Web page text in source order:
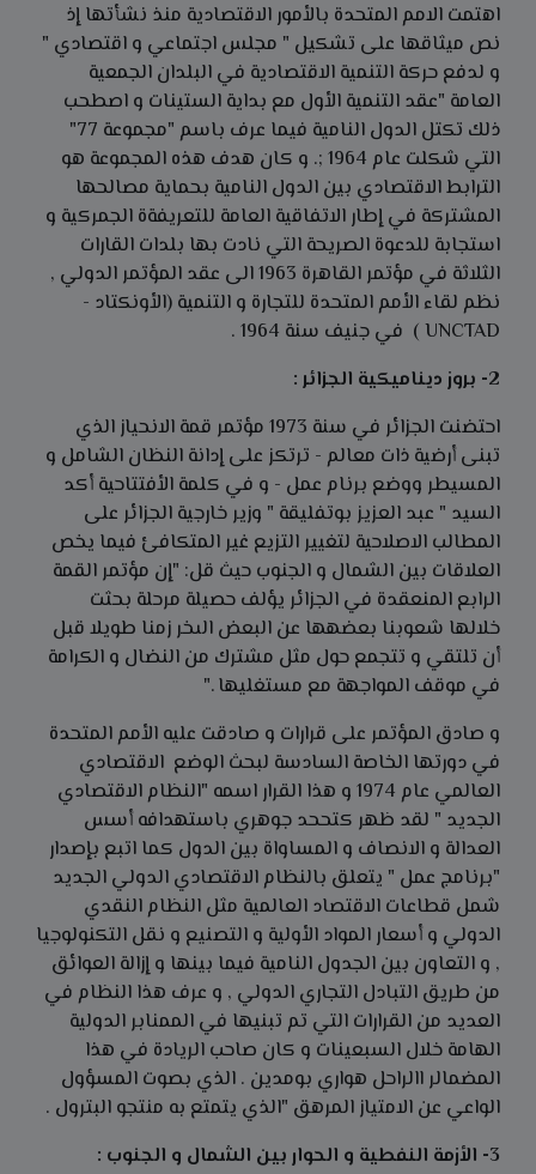
اهتمت الامم المتحدة بالأمور الاقتصادية منذ نشأتها إذ
نص ميثاقها على تشكيل " مجلس اجتماعي و اقتصادي "
و لدفع حركة التنمية الاقتصادية في البلدان الجمعية
العامة "عقد التنمية الأول مع بداية الستينات و اصطحب
ذلك تكتل الدول النامية فيما عرف باسم "مجموعة 77"
التي شكلت عام 1964 ;. و كان هدف هذه المجموعة هو
الترابط الاقتصادي بين الدول النامية بحماية مصالحها
المشتركة في إطار الاتفاقية العامة للتعريفةة الجمركية و
استجابة للدعوة الصريحة التي نادت بها بلدات القارات
الثلاثة في مؤتمر القاهرة 1963 الى عقد المؤتمر الدولي ,
نظم لقاء الأمم المتحدة للتجارة و التنمية (الأونكتاد -
UNCTAD ) في جنيف سنة 1964 .
2- بروز ديناميكية الجزائر :
احتضنت الجزائر في سنة 1973 مؤتمر قمة الانحياز الذي
تبنى أرضية ذات معالم - ترتكز على إدانة النظان الشامل و
المسيطر ووضع برنام عمل - و في كلمة الأفتتاحية أكد
السيد " عبد العزيز بوتفليقة " وزير خارجية الجزائر على
المطالب الاصلاحية لتغيير التزيع غير المتكافئ فيما يخص
العلاقات بين الشمال و الجنوب حيث قل: "إن مؤتمر القمة
الرابع المنعقدة في الجزائر يؤلف حصيلة مرحلة بحثت
خلالها شعوبنا بعضهها عن البعض الىخر زمنا طويلا قبل
أن تلتقي و تتجمع حول مثل مشترك من النضال و الكرامة
في موقف المواجهة مع مستغليها ."
و صادق المؤتمر على قرارات و صادقت عليه الأمم المتحدة
في دورتها الخاصة السادسة لبحث الوضع الاقتصادي
العالمي عام 1974 و هذا القرار اسمه "النظام الاقتصادي
الجديد " لقد ظهر كتححد جوهري باستهدافه أسس
العدالة و الانصاف و المساواة بين الدول كما اتبع بإصدار
"برنامج عمل " يتعلق بالنظام الاقتصادي الدولي الجديد
شمل قطاعات الاقتصاد العالمية مثل النظام النقدي
الدولي و أسعار المواد الأولية و التصنيع و نقل التكنولوجيا
, و التعاون بين الجدول النامية فيما بينها و إزالة العوائق
من طريق التبادل التجاري الدولي , و عرف هذا النظام في
العديد من القرارات التي تم تبنيها في الممنابر الدولية
الهامة خلال السبعينات و كان صاحب الريادة في هذا
المضمالر االراحل هواري بومدين . الذي بصوت المسؤول
الواعي عن الامتياز المرهق "الذي يتمتع به منتجو البترول .
3- الأزمة النفطية و الحوار بين الشمال و الجنوب :